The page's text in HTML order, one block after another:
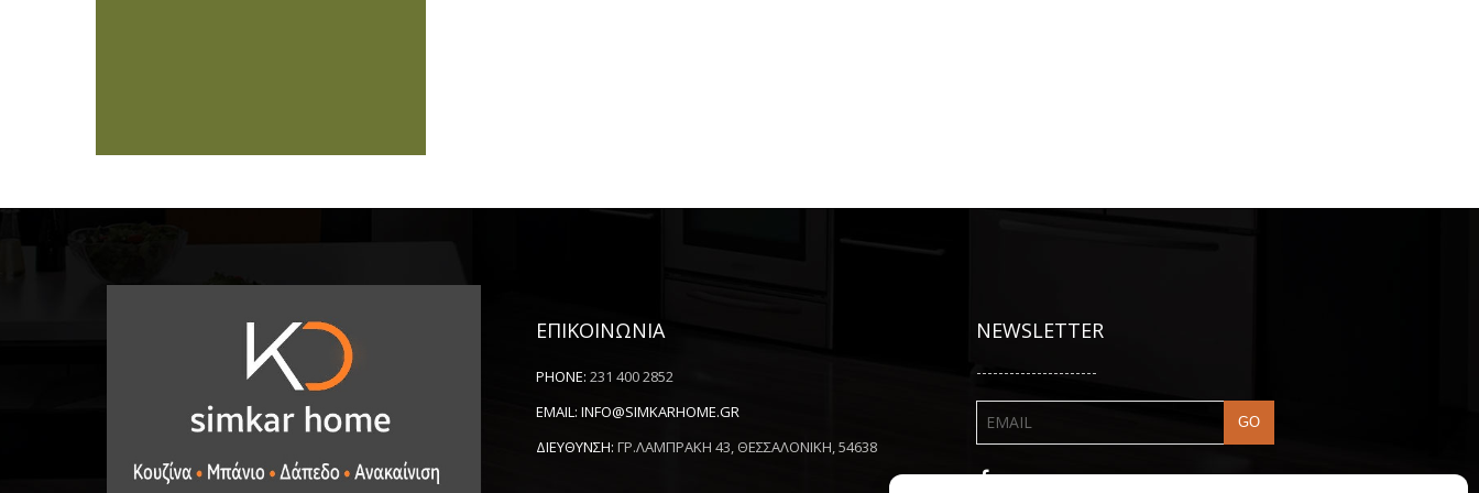
ΕΠΙΚΟΙΝΩΝΙΑ
PHONE: 231 400 2852
EMAIL: INFO@SIMKARHOME.GR
ΔΙΕΥΘΥΝΣΗ: ΓΡ.ΛΑΜΠΡΑΚΗ 43, ΘΕΣΣΑΛΟΝΙΚΗ, 54638
NEWSLETTER
----------------------